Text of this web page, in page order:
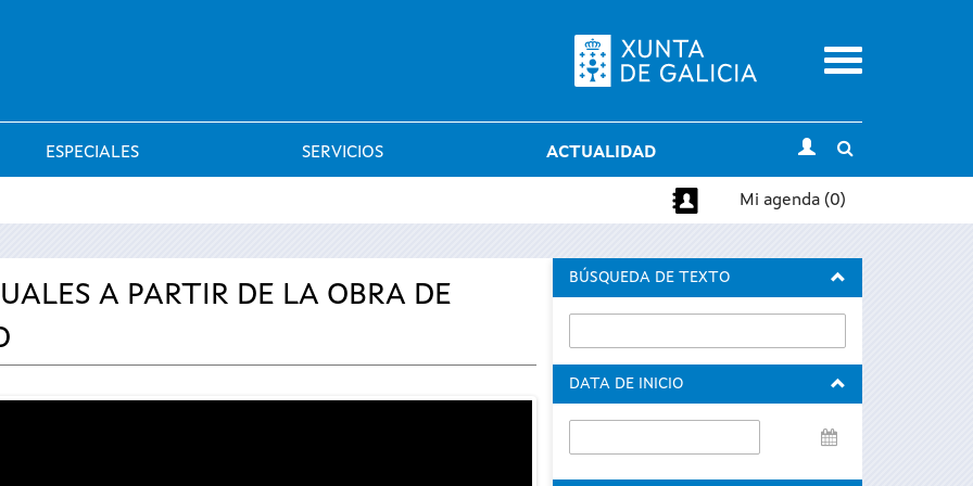
Menu
ESPECIALES SERVICIOS ACTUALIDAD
search
Mi agenda (0)
A PARTIR DE LA OBRA DE
BÚSQUEDA DE TEXTO
DATA DE INICIO
de